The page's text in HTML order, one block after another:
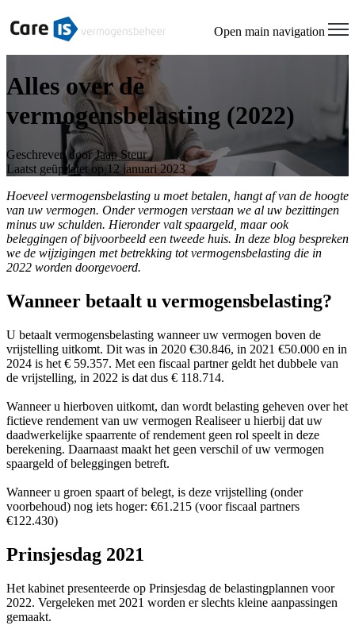
Open main navigation
Alles over de
vermogensbelasting (2022)
Geschreven doorJaap Steur
Laatst geüpdatet op 12 januari 2023
Hoeveel vermogensbelasting u moet betalen, hangt af van de hoogte
van uw vermogen. Onder vermogen verstaan we al uw bezittingen
minus uw schulden. Hieronder valt spaargeld, maar ook
beleggingen of bijvoorbeeld een tweede huis. In deze blog bespreken
we de wijzigingen met betrekking tot vermogensbelasting die in
2022 worden doorgevoerd.
Wanneer betaalt u vermogensbelasting?
U betaalt vermogensbelasting wanneer uw vermogen boven de
vrijstelling uitkomt. Dit was in 2020 €30.846, in 2021 €50.000 en in
2024 is het € 59.357. Met een fiscaal partner geldt het dubbele van
de vrijstelling, in 2022 is dat dus € 118.714.
Wanneer u hierboven uitkomt, dan wordt belasting geheven over het
fictieve rendement van uw vermogen Realiseer u hierbij dat uw
daadwerkelijke spaarrente of rendement geen rol speelt in deze
berekening. Daarnaast maakt het geen verschil of uw vermogen
spaargeld of beleggingen betreft.
Wanneer u groen spaart of belegt, is deze vrijstelling (onder
voorbehoud) nog iets hoger: €61.215 (voor fiscaal partners
€122.430)
Prinsjesdag 2021
Het kabinet presenteerde op Prinsjesdag de belastingplannen voor
2022. Vergeleken met 2021 worden er slechts kleine aanpassingen
gemaakt.